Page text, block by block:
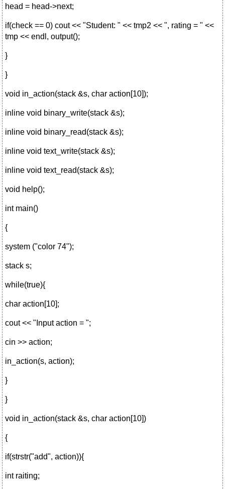
head = head->next;
if(check == 0) cout << "Student: " << tmp2 << ", rating = " <<
tmp << endl, output();
}
}
void in_action(stack &s, char action[10]);
inline void binary_write(stack &s);
inline void binary_read(stack &s);
inline void text_write(stack &s);
inline void text_read(stack &s);
void help();
int main()
{
system ("color 74");
stack s;
while(true){
char action[10];
cout << "Input action = ";
cin >> action;
in_action(s, action);
}
}
void in_action(stack &s, char action[10])
{
if(strstr("add", action)){
int raiting;